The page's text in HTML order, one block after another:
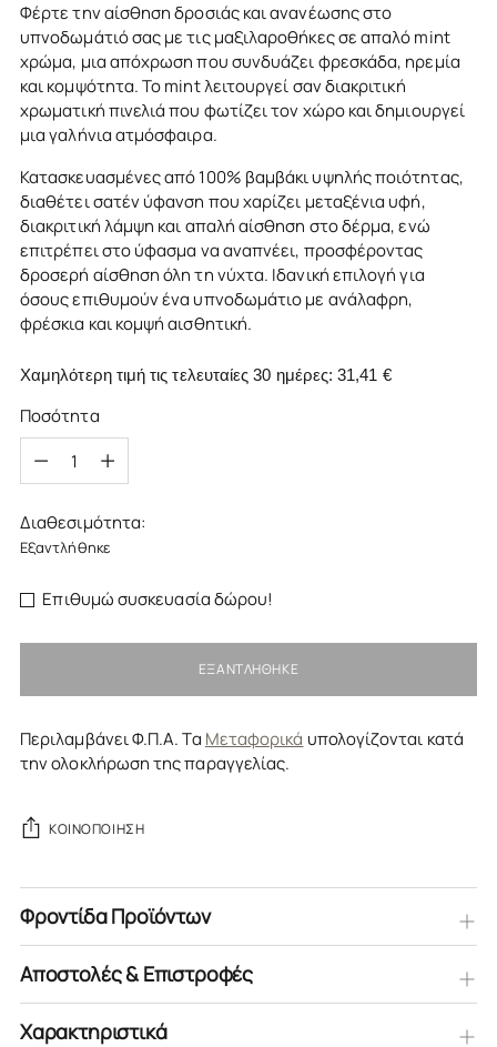
Φέρτε την αίσθηση δροσιάς και ανανέωσης στο
υπνοδωμάτιό σας με τις μαξιλαροθήκες σε απαλό mint
χρώμα, μια απόχρωση που συνδυάζει φρεσκάδα, ηρεμία
και κομψότητα. Το mint λειτουργεί σαν διακριτική
χρωματική πινελιά που φωτίζει τον χώρο και δημιουργεί
μια γαλήνια ατμόσφαιρα.
Κατασκευασμένες από 100% βαμβάκι υψηλής ποιότητας,
διαθέτει σατέν ύφανση που χαρίζει μεταξένια υφή,
διακριτική λάμψη και απαλή αίσθηση στο δέρμα, ενώ
επιτρέπει στο ύφασμα να αναπνέει, προσφέροντας
δροσερή αίσθηση όλη τη νύχτα. Ιδανική επιλογή για
όσους επιθυμούν ένα υπνοδωμάτιο με ανάλαφρη,
φρέσκια και κομψή αισθητική.
Χαμηλότερη τιμή τις τελευταίες 30 ημέρες:31,41 €
Ποσότητα
Ποσότητα
Διαθεσιμότητα:
Εξαντλήθηκε
Επιθυμώ συσκευασία δώρου!
ΕΞΑΝΤΛΉΘΗΚΕ
Περιλαμβάνει Φ.Π.Α. Τα Μεταφορικά υπολογίζονται κατά
την ολοκλήρωση της παραγγελίας.
ΚΟΙΝΟΠΟΊΗΣΗ
Φροντίδα Προϊόντων
Αποστολές & Επιστροφές
Χαρακτηριστικά